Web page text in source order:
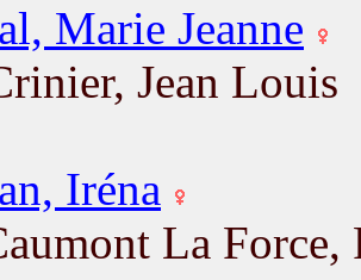
Marie Jeanne
Jean Louis
Iréna
La